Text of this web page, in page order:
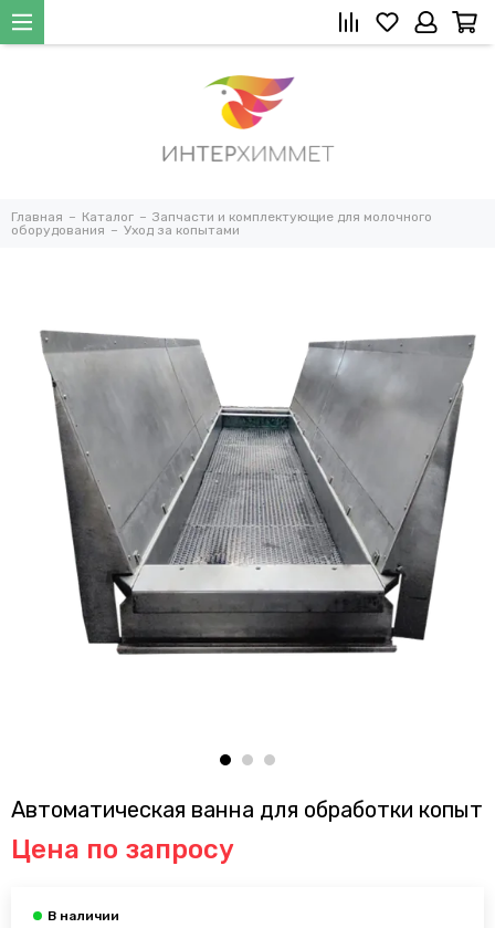
Главная Каталог
Запчасти и комплектующие для молочного
оборудования
Уход за копытами
Автоматическая ванна для обработки копыт
Цена по запросу